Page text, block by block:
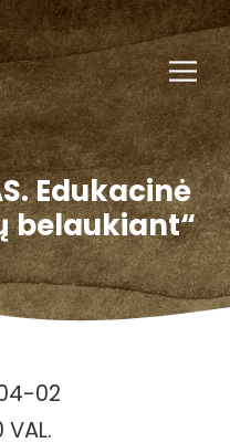
Edukacinė
belaukiant“
02
VAL.